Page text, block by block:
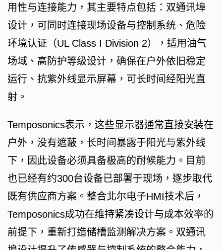
用性与连接能力，其主要特点包括：双通讯埠
设计，可同时连接现场设备与控制系统、危险
环境认证（UL Class I Division 2），适用油气
场域、高防护等级设计，确保在户外依旧稳定
运行、抗紫外线显示屏幕，可长时间经阳光直
射。
Temposonics表示，这些显示器通常直接安装在
户外，没有遮蔽，长时间暴露于阳光与紫外线
下，因此设备必须具备极高的耐候能力。目前
也已经有约300台设备已部署于现场，逐步取代
既有供应商方案。整合北尔电子HMI技术后，
Temposonics成功在维持紧凑设计与成本效率的
前提下，重新打造储槽监测解决方案。双通讯